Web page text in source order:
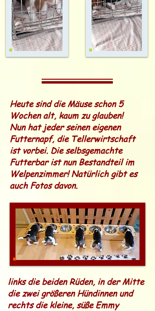
Heute sind die Mäuse schon 5
Wochen alt, kaum zu glauben!
Nun hat jeder seinen eigenen
Futternapf, die Tellerwirtschaft
ist vorbei. Die selbsgemachte
Futterbar ist nun Bestandteil im
Welpenzimmer! Natürlich gibt es
auch Fotos davon.
links die beiden Rüden, in der Mitte
die zwei größeren Hündinnen und
rechts die kleine, süße Emmy